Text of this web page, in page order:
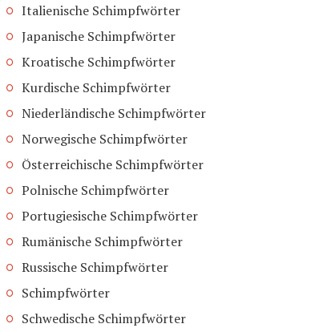
Italienische Schimpfwörter
Japanische Schimpfwörter
Kroatische Schimpfwörter
Kurdische Schimpfwörter
Niederländische Schimpfwörter
Norwegische Schimpfwörter
Österreichische Schimpfwörter
Polnische Schimpfwörter
Portugiesische Schimpfwörter
Rumänische Schimpfwörter
Russische Schimpfwörter
Schimpfwörter
Schwedische Schimpfwörter